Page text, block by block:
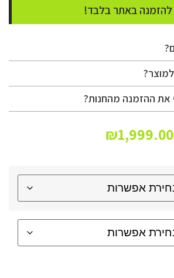
להזמנה באתר בלבד!
את ההזמנה מהחנות?
₪1,999.00